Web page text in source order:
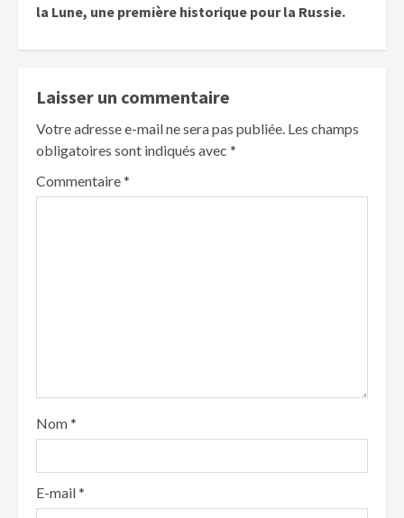
la Lune, une première historique pour la Russie.
Laisser un commentaire
Votre adresse e-mail ne sera pas publiée. Les champs
obligatoires sont indiqués avec *
Commentaire*
Nom*
E-mail*